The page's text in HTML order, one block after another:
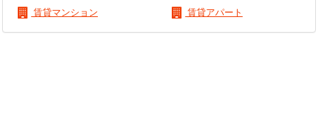
賃貸マンション
賃貸アパート